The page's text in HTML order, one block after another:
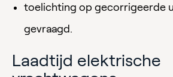
toelichting op gecorrigeerde
gevraagd.
Laadtijd elektrische